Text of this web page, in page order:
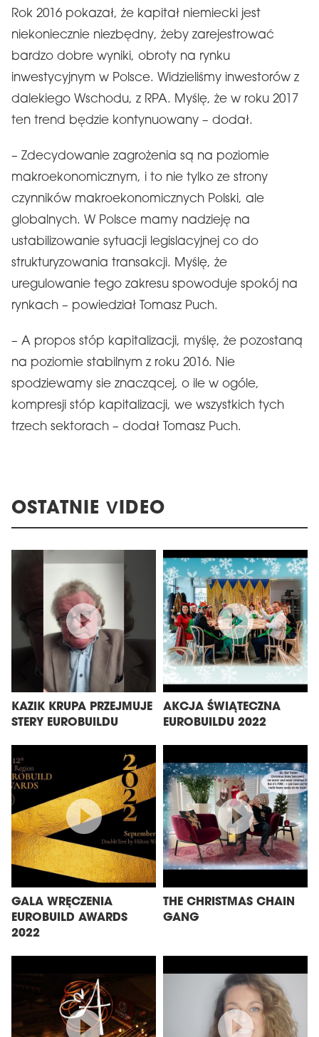
Rok 2016 pokazał, że kapitał niemiecki jest
niekoniecznie niezbędny, żeby zarejestrować
bardzo dobre wyniki, obroty na rynku
inwestycyjnym w Polsce. Widzieliśmy inwestorów z
dalekiego Wschodu, z RPA. Myślę, że w roku 2017
ten trend będzie kontynuowany – dodał.
– Zdecydowanie zagrożenia są na poziomie
makroekonomicznym, i to nie tylko ze strony
czynników makroekonomicznych Polski, ale
globalnych. W Polsce mamy nadzieję na
ustabilizowanie sytuacji legislacyjnej co do
strukturyzowania transakcji. Myślę, że
uregulowanie tego zakresu spowoduje spokój na
rynkach – powiedział Tomasz Puch.
– A propos stóp kapitalizacji, myślę, że pozostaną
na poziomie stabilnym z roku 2016. Nie
spodziewamy sie znaczącej, o ile w ogóle,
kompresji stóp kapitalizacji, we wszystkich tych
trzech sektorach – dodał Tomasz Puch.
OSTATNIE VIDEO
KAZIK KRUPA PRZEJMUJE
STERY EUROBUILDU
AKCJA ŚWIĄTECZNA
EUROBUILDU 2022
GALA WRĘCZENIA
EUROBUILD AWARDS
2022
THE CHRISTMAS CHAIN
GANG